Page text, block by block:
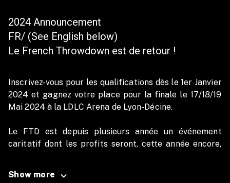
2024 Announcement
FR/ (See English below)
Le French Throwdown est de retour !
Inscrivez-vous pour les qualifications dès le 1er Janvier
2024 et gagnez votre place pour la finale le 17/18/19
Mai 2024 à la LDLC Arena de Lyon-Décine.
Le FTD est depuis plusieurs année un événement
caritatif dont les profits seront, cette année encore,
le rêve d'enfants malades.
Aidez-nous à réaliser les rêves en participant au FTD.
Show more